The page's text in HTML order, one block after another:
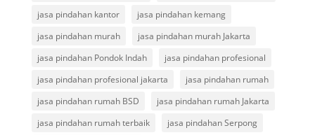
jasa pindahan kantor
jasa pindahan kemang
jasa pindahan murah
jasa pindahan murah Jakarta
jasa pindahan Pondok Indah
jasa pindahan profesional
jasa pindahan profesional jakarta
jasa pindahan rumah
jasa pindahan rumah BSD
jasa pindahan rumah Jakarta
jasa pindahan rumah terbaik
jasa pindahan Serpong